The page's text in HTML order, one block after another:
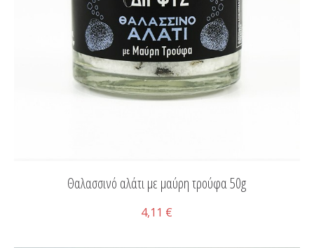
Θαλασσινό αλάτι με μαύρη τρούφα 50g
4,11 €